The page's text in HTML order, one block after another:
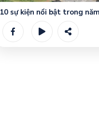
10 sự kiện nổi bật trong